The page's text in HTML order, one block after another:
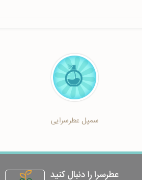
سمپل عطرسرایی
عطرسرا را دنبال کنید